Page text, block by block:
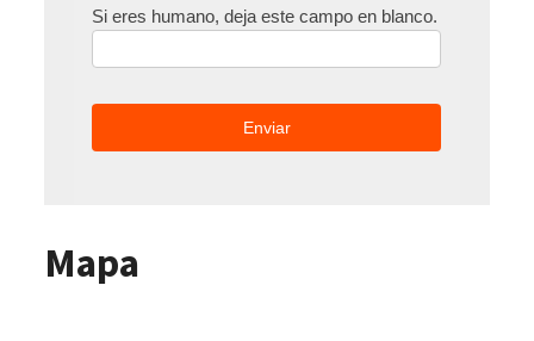
Si eres humano, deja este campo en blanco.
Mapa